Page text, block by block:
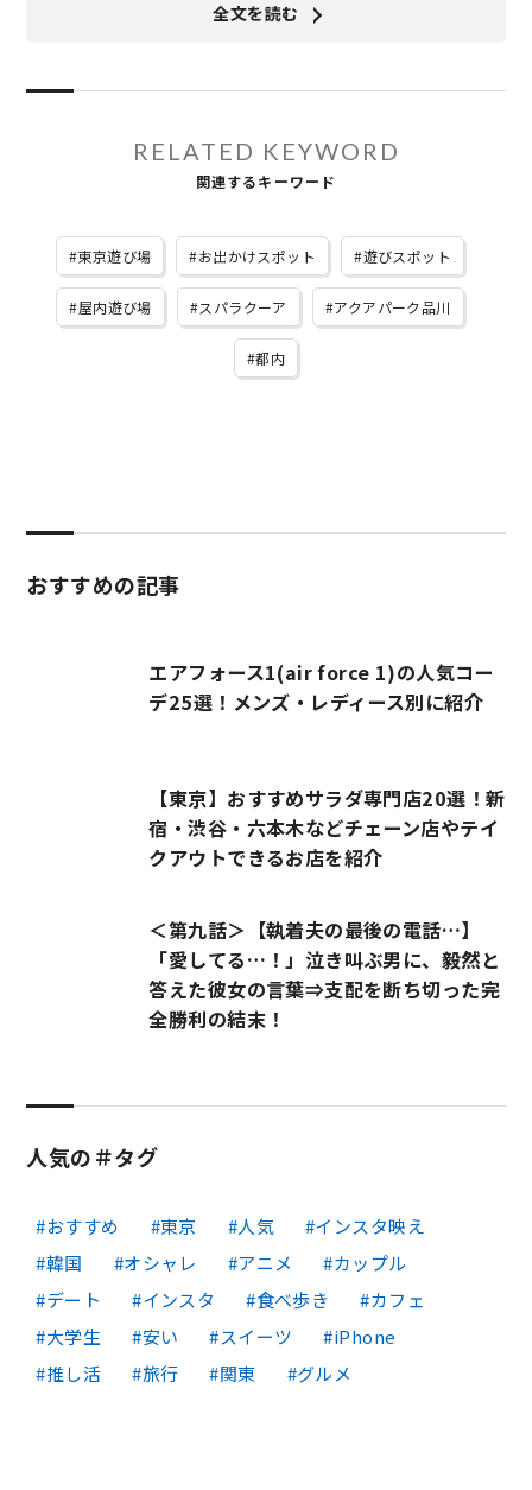
全文を読む
RELATED KEYWORD
関連するキーワード
東京遊び場 お出かけスポット 遊びスポット
屋内遊び場 スパラクーア アクアパーク品川
都内
おすすめの記事
エアフォース1(air force 1)の人気コー
デ25選！メンズ・レディース別に紹介
【東京】おすすめサラダ専門店20選！新
宿・渋谷・六本木などチェーン店やテイ
クアウトできるお店を紹介
＜第九話＞【執着夫の最後の電話…】
「愛してる…！」泣き叫ぶ男に、毅然と
答えた彼女の言葉⇒支配を断ち切った完
全勝利の結末！
人気の＃タグ
おすすめ 東京 人気
インスタ映え
韓国
オシャレ アニメ
カップル
デート
インスタ 食べ歩き
カフェ
大学生
安い スイーツ
iPhone
推し活
旅行 関東 グルメ